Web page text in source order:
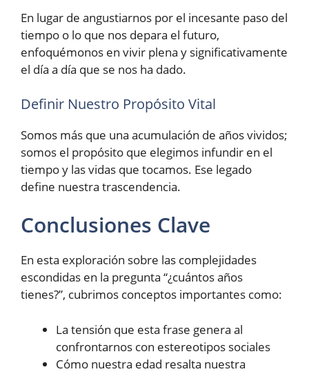
En lugar de angustiarnos por el incesante paso del
tiempo o lo que nos depara el futuro,
enfoquémonos en vivir plena y significativamente
el día a día que se nos ha dado.
Definir Nuestro Propósito Vital
Somos más que una acumulación de años vividos;
somos el propósito que elegimos infundir en el
tiempo y las vidas que tocamos. Ese legado
define nuestra trascendencia.
Conclusiones Clave
En esta exploración sobre las complejidades
escondidas en la pregunta “¿cuántos años
tienes?”, cubrimos conceptos importantes como:
La tensión que esta frase genera al
confrontarnos con estereotipos sociales
Cómo nuestra edad resalta nuestra